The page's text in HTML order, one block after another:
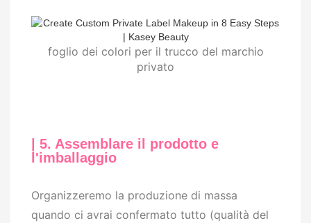
foglio dei colori per il trucco del marchio
privato
| 5. Assemblare il prodotto e
l'imballaggio
Organizzeremo la produzione di massa
quando ci avrai confermato tutto (qualità del